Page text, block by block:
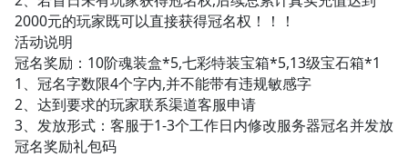
2000元的玩家既可以直接获得冠名权！！！
活动说明
冠名奖励：10阶魂装盒*5,七彩特装宝箱*5,13级宝石箱*1
1、冠名字数限4个字内,并不能带有违规敏感字
2、达到要求的玩家联系渠道客服申请
3、发放形式：客服于1-3个工作日内修改服务器冠名并发放
冠名奖励礼包码